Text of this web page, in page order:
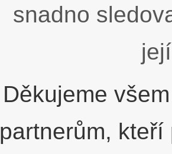
snadno
Děkujeme
partnerům,